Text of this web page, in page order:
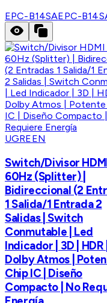
EPC-B14SAEPC-
UGREEN
Switch/Divisor
60Hz (Splitter) |
Bidireccional (2
1 Salida/1 Entrada 2
Salidas | Switch
Conmutable | Led
Indicador | 3D | HDR |
Dolby Atmos |
Chip IC | Diseño
Compacto | No